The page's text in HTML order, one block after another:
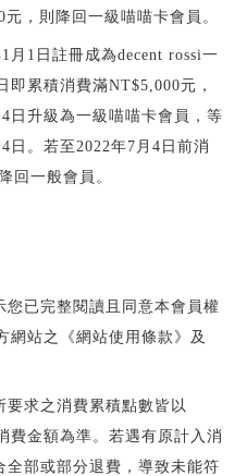
，則降回一級喵喵卡會員。
月1日註冊成為decent rossi一
即累積消費滿NT$5,000元，
日升級為一級喵喵卡會員，等
日。若至2022年7月4日前消
回一般會員。
您已完整閱讀且同意本會員權
網站之《網站使用條款》及
求之消費累積點數皆以
費金額為準。若遇有原計入消
全部或部分退費，導致未能符